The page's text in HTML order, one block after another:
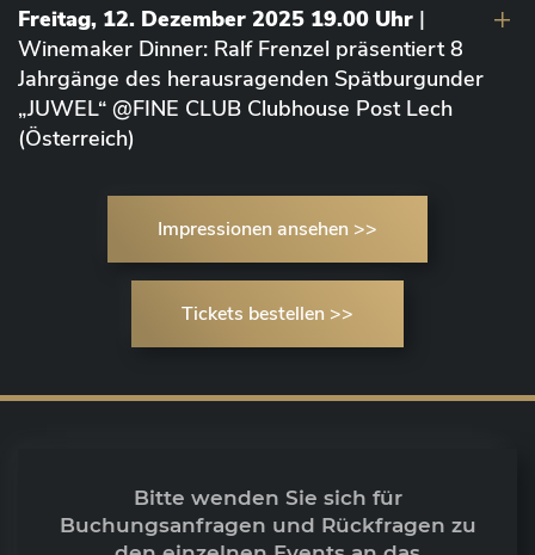
Freitag, 12. Dezember 2025 19.00 Uhr |
Winemaker Dinner: Ralf Frenzel präsentiert 8
Jahrgänge des herausragenden Spätburgunder
„JUWEL“ @FINE CLUB Clubhouse Post Lech
(Österreich)
Impressionen ansehen >>
Tickets bestellen >>
Bitte wenden Sie sich für
Buchungsanfragen und Rückfragen zu